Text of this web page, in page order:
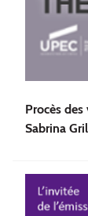
Procès
Sabrina